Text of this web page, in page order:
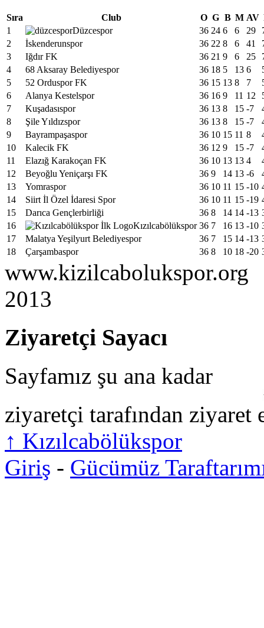
Sıra Club O G B M AV
1
Düzcespor 36 24 6 6 29
2
İskenderunspor 36 22 8 6 41
3
Iğdır FK 36 21 9 6 25
4
68 Aksaray Belediyespor 36 18 5 13 6
5
52 Orduspor FK 36 15 13 8 7
6
Alanya Kestelspor 36 16 9 11 12
7
Kuşadasıspor 36 13 8 15 -7
8
Şile Yıldızspor 36 13 8 15 -7
9
Bayrampaşaspor 36 10 15 11 8
10
Kalecik FK 36 12 9 15 -7
11
Elazığ Karakoçan FK 36 10 13 13 4
12
Beyoğlu Yeniçarşı FK 36 9 14 13 -6
13
Yomraspor 36 10 11 15 -10
14
Siirt İl Özel İdaresi Spor 36 10 11 15 -19
15
Darıca Gençlerbirliği 36 8 14 14 -13
16
Kızılcabölükspor 36 7 16 13 -10
17
Malatya Yeşilyurt Belediyespor 36 7 15 14 -13
18
Çarşambaspor 36 8 10 18 -20
www.kizilcabolukspor.org
2013
Ziyaretçi Sayacı
Sayfamız şu ana kadar
ziyaretçi tarafından ziyaret
↑ Kızılcabölükspor
Giriş - Gücümüz